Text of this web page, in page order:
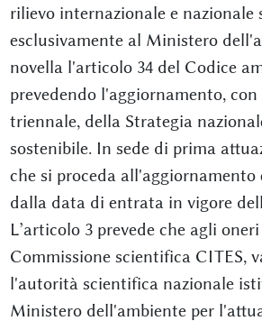
rilievo internazionale e
esclusivamente al Ministero
novella l'articolo 34 del Codice
prevedendo l'aggiornamento,
triennale, della Strategia
sostenibile. In sede di prima
che si proceda all'aggiornamento
dalla data di entrata in vigore
L’articolo 3 prevede che agli
Commissione scientifica CITES,
l'autorità scientifica nazionale
Ministero dell'ambiente per